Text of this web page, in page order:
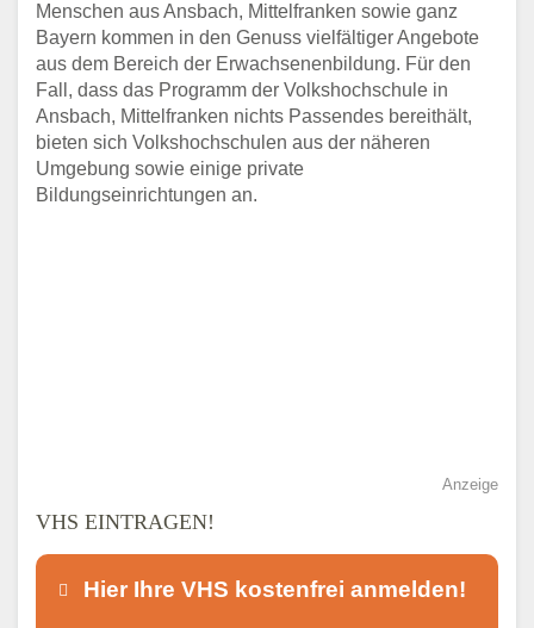
Menschen aus Ansbach, Mittelfranken sowie ganz
Bayern kommen in den Genuss vielfältiger Angebote
aus dem Bereich der Erwachsenenbildung. Für den
Fall, dass das Programm der Volkshochschule in
Ansbach, Mittelfranken nichts Passendes bereithält,
bieten sich Volkshochschulen aus der näheren
Umgebung sowie einige private
Bildungseinrichtungen an.
Anzeige
VHS EINTRAGEN!
Hier Ihre VHS kostenfrei anmelden!